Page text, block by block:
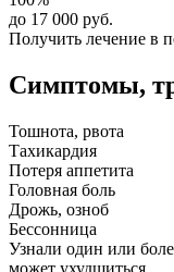
до 17 000 руб.
Получить лечение в
Симптомы,
Тошнота, рвота
Тахикардия
Потеря аппетита
Головная боль
Дрожь, озноб
Бессонница
Узнали один или
может ухудшиться.